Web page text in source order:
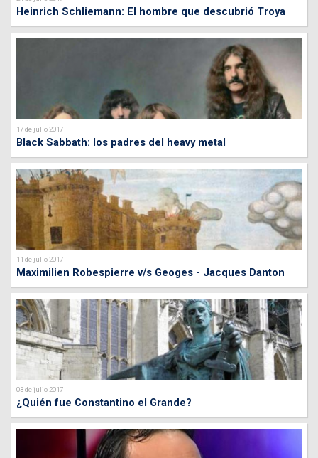
Heinrich Schliemann: El hombre que descubrió Troya
17 de julio 2017
Black Sabbath: los padres del heavy metal
11 de julio 2017
Maximilien Robespierre v/s Geoges - Jacques Danton
03 de julio 2017
¿Quién fue Constantino el Grande?